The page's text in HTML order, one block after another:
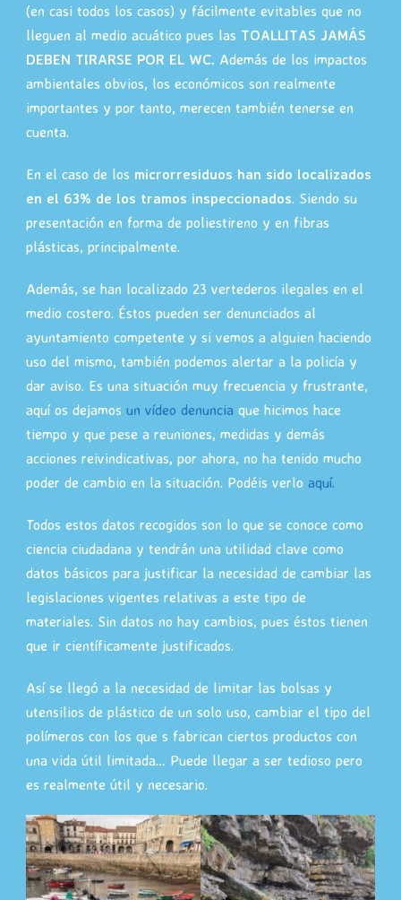
(en casi todos los casos) y fácilmente evitables que no
lleguen al medio acuático pues las TOALLITAS JAMÁS
DEBEN TIRARSE POR EL WC. Además de los impactos
ambientales obvios, los económicos son realmente
importantes y por tanto, merecen también tenerse en
cuenta.
En el caso de los microrresiduos han sido localizados
en el 63% de los tramos inspeccionados. Siendo su
presentación en forma de poliestireno y en fibras
plásticas, principalmente.
Además, se han localizado 23 vertederos ilegales en el
medio costero. Éstos pueden ser denunciados al
ayuntamiento competente y si vemos a alguien haciendo
uso del mismo, también podemos alertar a la policía y
dar aviso. Es una situación muy frecuencia y frustrante,
aquí os dejamos un vídeo denuncia que hicimos hace
tiempo y que pese a reuniones, medidas y demás
acciones reivindicativas, por ahora, no ha tenido mucho
poder de cambio en la situación. Podéis verlo aquí.
Todos estos datos recogidos son lo que se conoce como
ciencia ciudadana y tendrán una utilidad clave como
datos básicos para justificar la necesidad de cambiar las
legislaciones vigentes relativas a este tipo de
materiales. Sin datos no hay cambios, pues éstos tienen
que ir científicamente justificados.
Así se llegó a la necesidad de limitar las bolsas y
utensilios de plástico de un solo uso, cambiar el tipo del
polímeros con los que s fabrican ciertos productos con
una vida útil limitada… Puede llegar a ser tedioso pero
es realmente útil y necesario.